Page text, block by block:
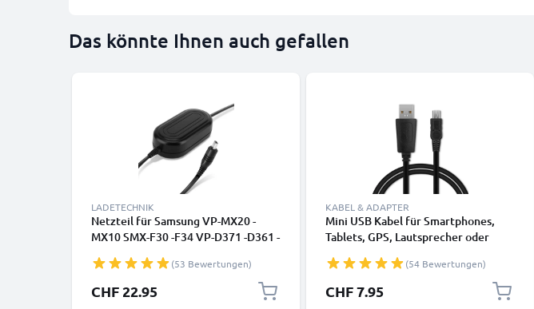
Das könnte Ihnen auch gefallen
LADETECHNIK
Netzteil für Samsung VP-MX20 -
MX10 SMX-F30 -F34 VP-D371 -D361 -
DX103 -D353 VP-DC171 -DC161 VP-
DX100 Stromkabel AC Adapter AA-
E6A AA-E7 AA-E8 AA-E9 DC-Kuppler
(53 Bewertungen)
CHF 22.95
KABEL & ADAPTER
Mini USB Kabel für Smartphones,
Tablets, GPS, Lautsprecher oder
Datenkabel 1m 1A PVC schwarz
(54 Bewertungen)
CHF 7.95